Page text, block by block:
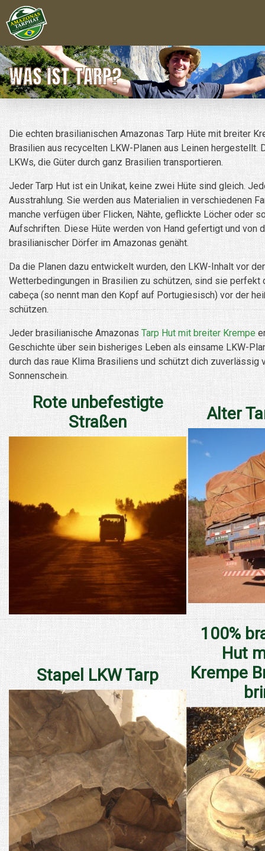
WAS IST TARP?
Die echten brasilianischen Amazonas Tarp Hüte mit breiter
Brasilien aus recycelten LKW-Planen aus Leinen hergestellt.
LKWs, die Güter durch ganz Brasilien transportieren.
Jeder Tarp Hut ist ein Unikat, keine zwei Hüte sind gleich.
Ausstrahlung. Sie werden aus Materialien in verschiedenen
manche verfügen über Flicken, Nähte, geflickte Löcher oder
Aufschriften. Diese Hüte werden von Hand gefertigt und von
brasilianischer Dörfer im Amazonas genäht.
Da die Planen dazu entwickelt wurden, den LKW-Inhalt vor
Wetterbedingungen in Brasilien zu schützen, sind sie perfekt
cabeça (so nennt man den Kopf auf Portugiesisch) vor der
schützen.
Jeder brasilianische Amazonas Tarp Hut mit breiter Krempe
Geschichte über sein bisheriges Leben als einsame LKW-
durch das raue Klima Brasiliens und schützt dich zuverlässig
Sonnenschein.
Rote unbefestigte
Straßen
Alter
Stapel LKW Tarp
100%
Hut
Krempe